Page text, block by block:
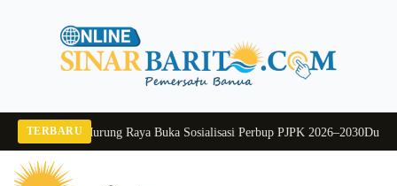
TERBARU
Pj Sekda Murung Raya Buka Sosialisasi Perbup PJPK 2026–2030Dukung